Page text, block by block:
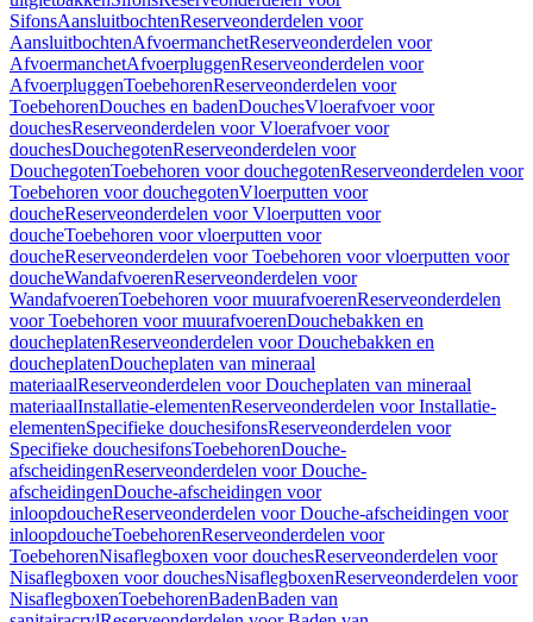
SifonsAansluitbochtenReserveonderdelen voor
AansluitbochtenAfvoermanchetReserveonderdelen voor
AfvoermanchetAfvoerpluggenReserveonderdelen voor
AfvoerpluggenToebehorenReserveonderdelen voor
ToebehorenDouches en badenDouchesVloerafvoer voor
douchesReserveonderdelen voor Vloerafvoer voor
douchesDouchegotenReserveonderdelen voor
DouchegotenToebehoren voor douchegotenReserveonderdelen voor
Toebehoren voor douchegotenVloerputten voor
doucheReserveonderdelen voor Vloerputten voor
doucheToebehoren voor vloerputten voor
doucheReserveonderdelen voor Toebehoren voor vloerputten voor
doucheWandafvoerenReserveonderdelen voor
WandafvoerenToebehoren voor muurafvoerenReserveonderdelen
voor Toebehoren voor muurafvoerenDouchebakken en
doucheplatenReserveonderdelen voor Douchebakken en
doucheplatenDoucheplaten van mineraal
materiaalReserveonderdelen voor Doucheplaten van mineraal
materiaalInstallatie-elementenReserveonderdelen voor Installatie-
elementenSpecifieke douchesifonsReserveonderdelen voor
Specifieke douchesifonsToebehorenDouche-
afscheidingenReserveonderdelen voor Douche-
afscheidingenDouche-afscheidingen voor
inloopdoucheReserveonderdelen voor Douche-afscheidingen voor
inloopdoucheToebehorenReserveonderdelen voor
ToebehorenNisaflegboxen voor douchesReserveonderdelen voor
Nisaflegboxen voor douchesNisaflegboxenReserveonderdelen voor
NisaflegboxenToebehorenBadenBaden van